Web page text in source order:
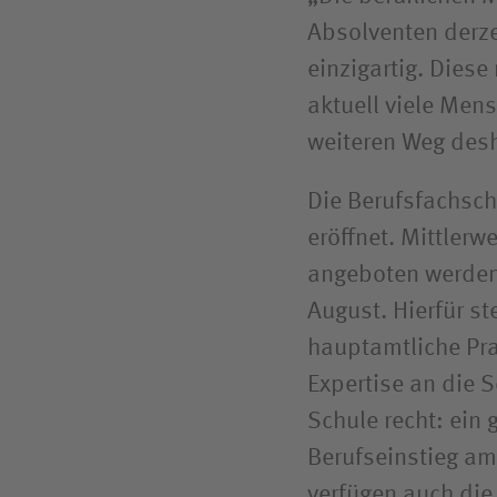
Absolventen
einzigartig.
aktuell viele
weiteren Weg
Die
eröffnet.
angeboten
August. Hierfür
hauptamtliche
Expertise an die
Schule recht: ein
Berufseinstieg